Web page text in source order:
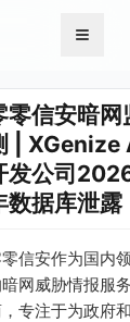
零信安暗网
| XGenize
发公司
数据库泄露
信安作为国内
网威胁情报服
专注于为政府